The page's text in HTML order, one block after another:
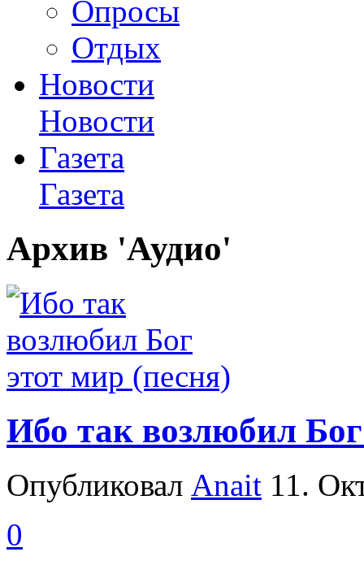
Опросы
Отдых
Новости
Новости
Газета
Газета
Архив 'Аудио'
Ибо так возлюбил
Опубликовал Anait 11.
0